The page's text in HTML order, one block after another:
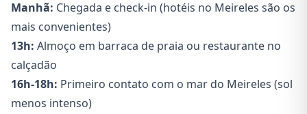
Manhã: Chegada e check-in (hotéis no Meireles são os
mais convenientes)
13h: Almoço em barraca de praia ou restaurante no
calçadão
16h-18h: Primeiro contato com o mar do Meireles (sol
menos intenso)